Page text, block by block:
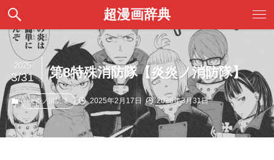
超漫画辞典
第8特殊消防隊【炎炎ノ消防隊】
2025
3/31
炎炎ノ消防隊 2025年2月17日 2025年3月31日